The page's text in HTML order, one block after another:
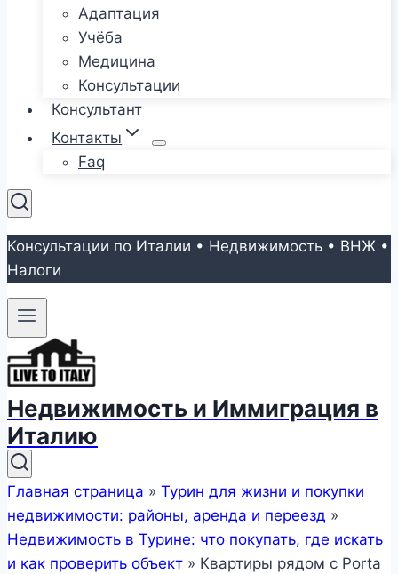
Адаптация
Учёба
Медицина
Консультации
Консультант
Контакты
Faq
Консультации по Италии • Недвижимость • ВНЖ •
Налоги
Недвижимость и Иммиграция в
Италию
Главная страница » Турин для жизни и покупки
недвижимости: районы, аренда и переезд »
Недвижимость в Турине: что покупать, где искать
и как проверить объект » Квартиры рядом с Porta